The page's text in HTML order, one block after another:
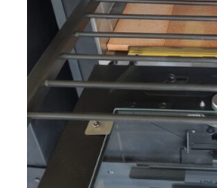
AGREGAR AL